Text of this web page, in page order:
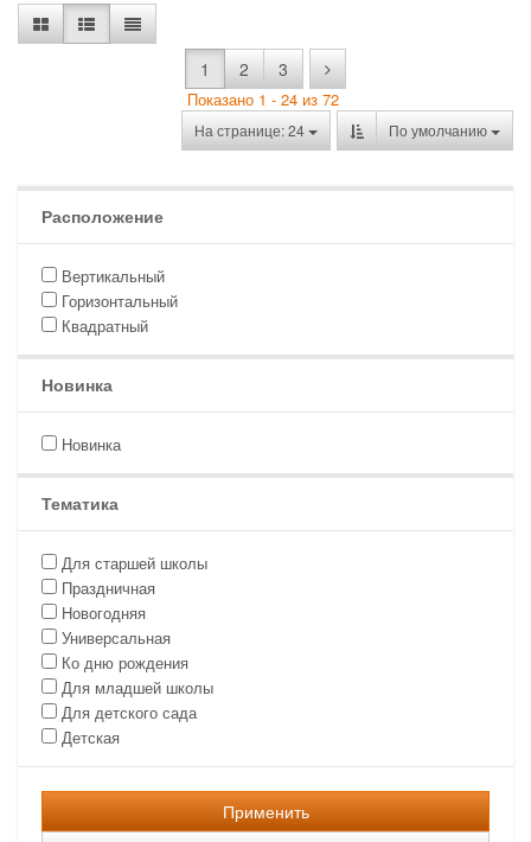
1 2 3
Показано 1 - 24 из 72
На странице: 24 По умолчанию
Расположение
Вертикальный
Горизонтальный
Квадратный
Новинка
Новинка
Тематика
Для старшей школы
Праздничная
Новогодняя
Универсальная
Ко дню рождения
Для младшей школы
Для детского сада
Детская
Применить